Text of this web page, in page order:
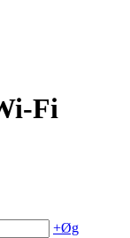
Fi
+Øg